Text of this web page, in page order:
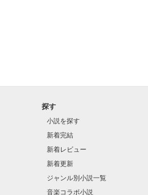
探す
小説を探す
新着完結
新着レビュー
新着更新
ジャンル別小説一覧
音楽コラボ小説